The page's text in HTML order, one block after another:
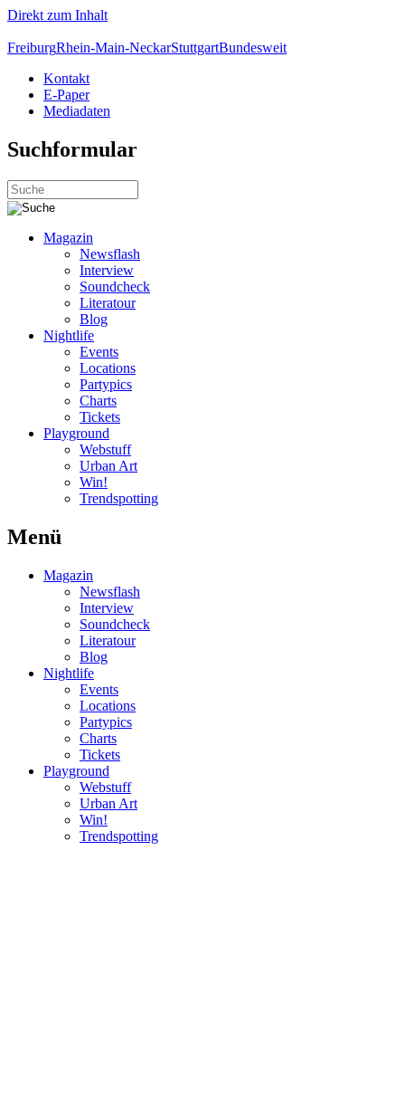
Direkt zum Inhalt
FreiburgRhein-Main-NeckarStuttgartBundesweit
Kontakt
E-Paper
Mediadaten
Suchformular
Magazin
Newsflash
Interview
Soundcheck
Literatour
Blog
Nightlife
Events
Locations
Partypics
Charts
Tickets
Playground
Webstuff
Urban Art
Win!
Trendspotting
Menü
Magazin
Newsflash
Interview
Soundcheck
Literatour
Blog
Nightlife
Events
Locations
Partypics
Charts
Tickets
Playground
Webstuff
Urban Art
Win!
Trendspotting